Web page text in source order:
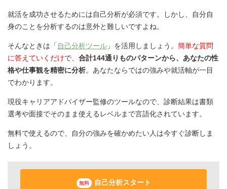
就活を成功させるためには自己分析が必須です。しかし、自分自
身のことを分析するのは意外と難しいですよね。
そんなときは「 自己分析ツール 」を活用しましょう。 簡単な質問
に答えていくだけで、 合計144通りものパターンから、あなたの性
格や仕事観を精密に分析。あなたならではの強みや就活軸が一目
でわかります。
現役キャリアアドバイザー監修のツールなので、診断結果は書類
選考や面接でそのまま使えるレベルまで言語化されています。
無料で使えるので、自分の強みを確かめたい人は今すぐ診断しま
しょう。
無料 自己分析スタート